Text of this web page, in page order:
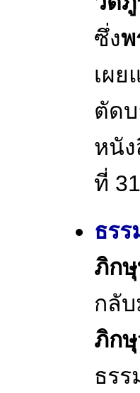
ซึ่งพ
เผ
ตัด
หนั
ที่
ธรร
ภิก
กลั
ภิก
ธร